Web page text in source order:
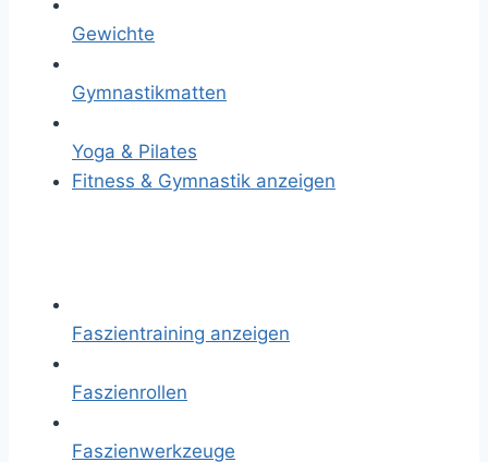
Gewichte
Gymnastikmatten
Yoga & Pilates
Fitness & Gymnastik anzeigen
Faszientraining anzeigen
Faszienrollen
Faszienwerkzeuge